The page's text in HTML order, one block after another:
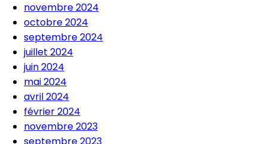
novembre 2024
octobre 2024
septembre 2024
juillet 2024
juin 2024
mai 2024
avril 2024
février 2024
novembre 2023